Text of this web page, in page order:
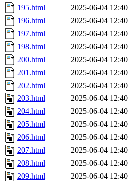
195.html
2025-06-04 12:40
196.html
2025-06-04 12:40
197.html
2025-06-04 12:40
198.html
2025-06-04 12:40
200.html
2025-06-04 12:40
201.html
2025-06-04 12:40
202.html
2025-06-04 12:40
203.html
2025-06-04 12:40
204.html
2025-06-04 12:40
205.html
2025-06-04 12:40
206.html
2025-06-04 12:40
207.html
2025-06-04 12:40
208.html
2025-06-04 12:40
209.html
2025-06-04 12:40